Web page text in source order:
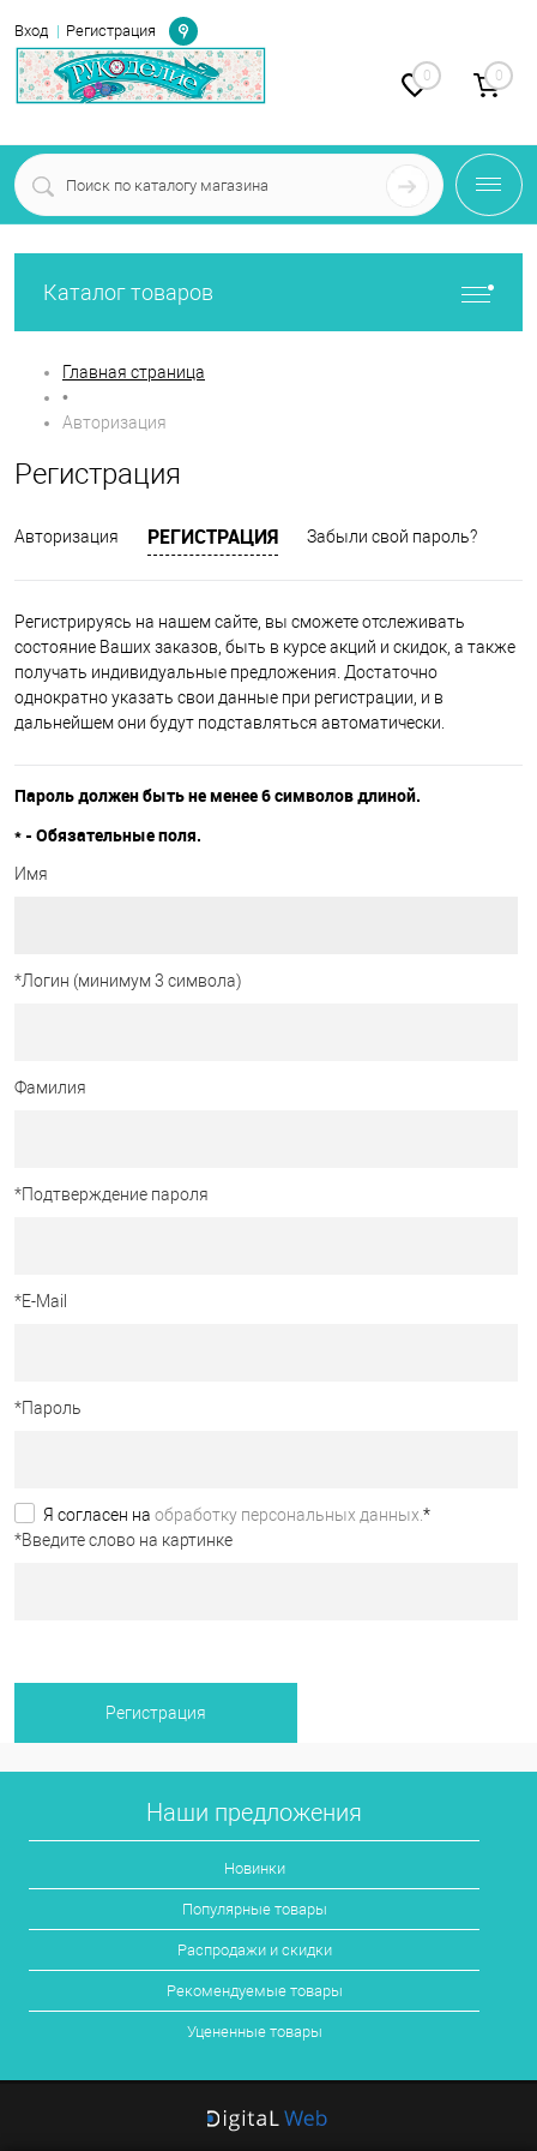
Вход Регистрация
Определение
0 0
Каталог товаров
Главная страница
•
Авторизация
Регистрация
Авторизация РЕГИСТРАЦИЯ Забыли свой пароль?
Регистрируясь на нашем сайте, вы сможете отслеживать
состояние Ваших заказов, быть в курсе акций и скидок, а также
получать индивидуальные предложения. Достаточно
однократно указать свои данные при регистрации, и в
дальнейшем они будут подставляться автоматически.
Пароль должен быть не менее 6 символов длиной.
* - Обязательные поля.
Имя
*Логин (минимум 3 символа)
Фамилия
*Подтверждение пароля
*E-Mail
*Пароль
Я согласен на обработку персональных данных. *
*Введите слово на картинке
Наши предложения
Новинки
Популярные товары
Распродажи и скидки
Рекомендуемые товары
Уцененные товары